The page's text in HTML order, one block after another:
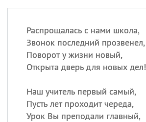
Распрощалась с нами школа,
Звонок последний прозвенел,
Поворот у жизни новый,
Открыта дверь для новых дел!
Наш учитель первый самый,
Пусть лет проходит череда,
Урок Вы преподали главный,